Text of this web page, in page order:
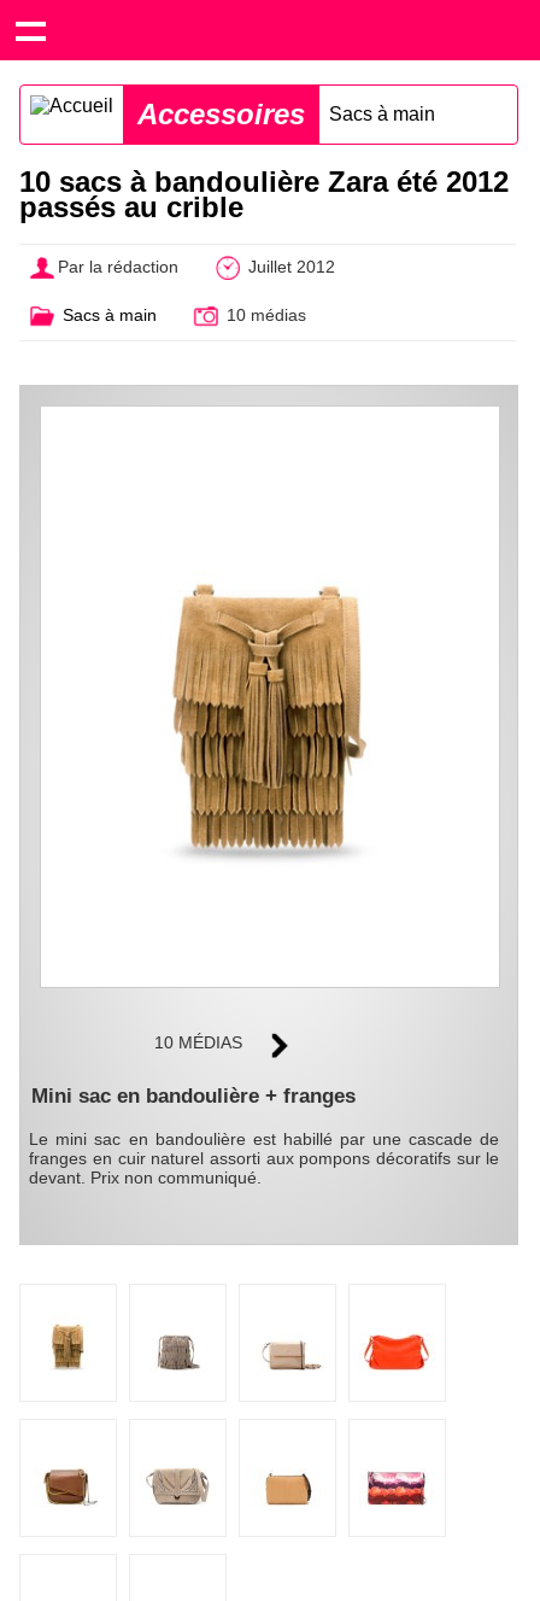
Accessoires Sacs à main
10 sacs à bandoulière Zara été 2012
passés au crible
Par la rédaction Juillet 2012
Sacs à main 10 médias
10 MÉDIAS
Mini sac en bandoulière + franges
Le mini sac en bandoulière est habillé par une cascade de
franges en cuir naturel assorti aux pompons décoratifs sur le
devant. Prix non communiqué.